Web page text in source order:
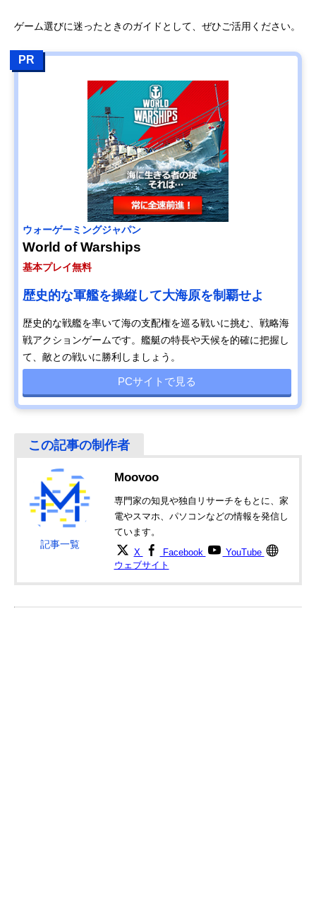
ゲーム選びに迷ったときのガイドとして、ぜひご活用ください。
PR
ウォーゲーミングジャパン
World of Warships
基本プレイ無料
歴史的な軍艦を操縦して大海原を制覇せよ
歴史的な戦艦を率いて海の支配権を巡る戦いに挑む、戦略海
戦アクションゲームです。艦艇の特長や天候を的確に把握し
て、敵との戦いに勝利しましょう。
PCサイトで見る
記事一覧
Moovoo
専門家の知見や独自リサーチをもとに、家
電やスマホ、パソコンなどの情報を発信し
ています。
X Facebook
YouTube
ウェブサイト